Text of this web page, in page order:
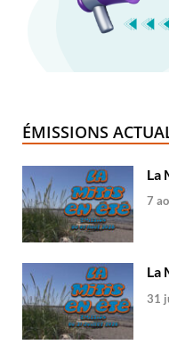
ÉMISSIONS
La
7
La
31